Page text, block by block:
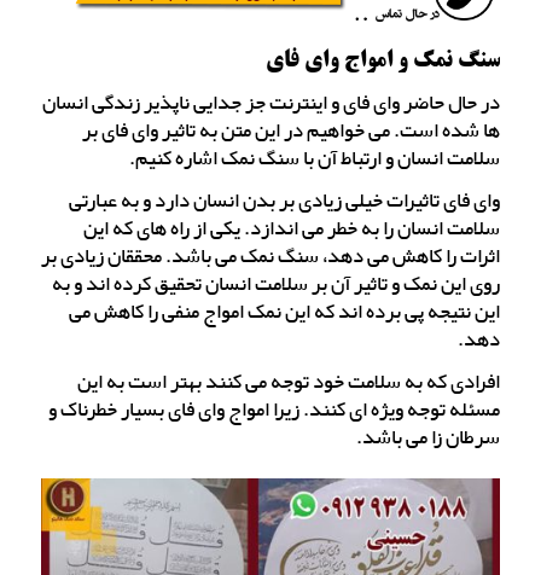
سنگ نمک و امواج وای فای
در حال حاضر وای فای و اینترنت جز جدایی ناپذیر زندگی انسان
ها شده است. می خواهیم در این متن به تاثیر وای فای بر
سلامت انسان و ارتباط آن با سنگ نمک اشاره کنیم.
وای فای تاثیرات خیلی زیادی بر بدن انسان دارد و به عبارتی
سلامت انسان را به خطر می اندازد. یکی از راه های که این
اثرات را کاهش می دهد، سنگ نمک می باشد. محققان زیادی بر
روی این نمک و تاثیر آن بر سلامت انسان تحقیق کرده اند و به
این نتیجه پی برده اند که این نمک امواج منفی را کاهش می
دهد.
افرادی که به سلامت خود توجه می کنند بهتر است به این
مسئله توجه ویژه ای کنند. زیرا امواج وای فای بسیار خطرناک و
سرطان زا می باشد.